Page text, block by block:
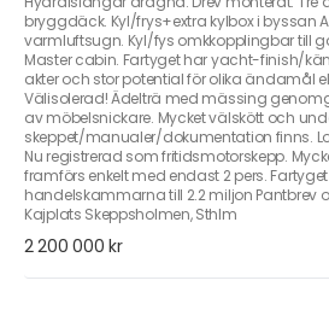
bryggdäck. Kyl/frys+extra kylbox i byssan
varmluftsugn. Kyl/fys omkkopplingbar till
Master cabin. Fartyget har yacht-finish/
akter och stor potential för olika ändamål
Välisolerad! Ädelträ med mässing
av möbelsnickare. Mycket välskött och
skeppet/manualer/dokumentation finns.
Nu registrerad som fritidsmotorskepp.
framförs enkelt med endast 2 pers.
handelskammarna till 2.2 miljon Pantbrev
Kajplats Skeppsholmen, Sthlm
2 200 000 kr